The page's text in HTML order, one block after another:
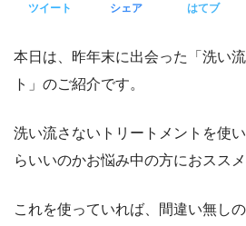
ツイート シェア はてブ
本日は、昨年末に出会った「洗い
ト」のご紹介です。
洗い流さないトリートメントを使
らいいのかお悩み中の方におススメ
これを使っていれば、間違い無し